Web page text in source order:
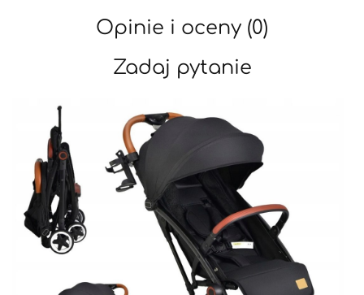
Opinie i oceny (0)
Zadaj pytanie